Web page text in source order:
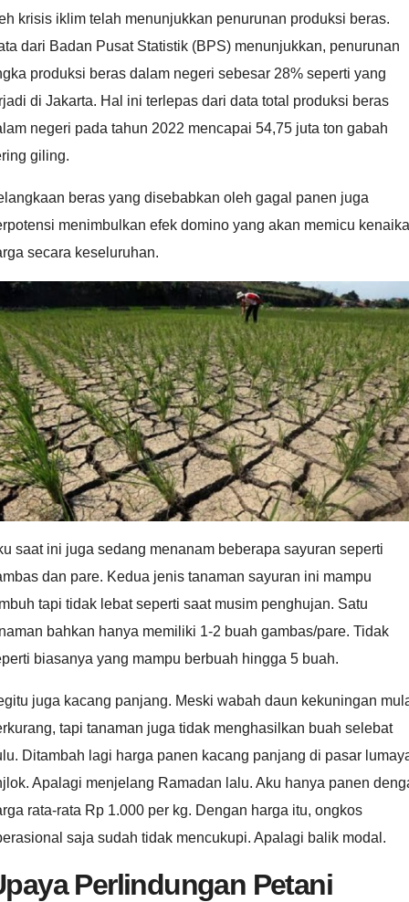
krisis iklim telah menunjukkan penurunan produksi beras.
dari Badan Pusat Statistik (BPS) menunjukkan, penurunan
produksi beras dalam negeri sebesar 28% seperti yang
di Jakarta. Hal ini terlepas dari data total produksi beras
negeri pada tahun 2022 mencapai 54,75 juta ton gabah
giling.
beras yang disebabkan oleh gagal panen juga
menimbulkan efek domino yang akan memicu
secara keseluruhan.
saat ini juga sedang menanam beberapa sayuran seperti
dan pare. Kedua jenis tanaman sayuran ini mampu
tapi tidak lebat seperti saat musim penghujan. Satu
bahkan hanya memiliki 1-2 buah gambas/pare. Tidak
biasanya yang mampu berbuah hingga 5 buah.
juga kacang panjang. Meski wabah daun kekuningan
tapi tanaman juga tidak menghasilkan buah selebat
Ditambah lagi harga panen kacang panjang di pasar
Apalagi menjelang Ramadan lalu. Aku hanya panen
rata-rata Rp 1.000 per kg. Dengan harga itu, ongkos
saja sudah tidak mencukupi. Apalagi balik modal.
Perlindungan Petani